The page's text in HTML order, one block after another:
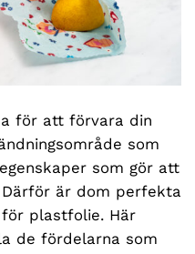
för att förvara din
som
som gör att
är dom perfekta
plastfolie. Här
de fördelarna som